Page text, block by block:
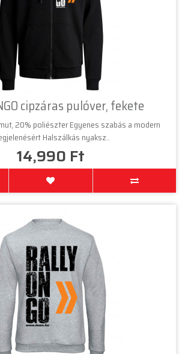
cipzáras pulóver, fekete
20% poliészter Egyenes szabás a modern
Halszálkás nyaksz..
14,990 Ft